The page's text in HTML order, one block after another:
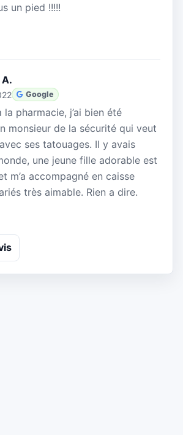
un pied !!!!!
Google
la pharmacie, j’ai bien été
monsieur de la sécurité qui veut
ses tatouages. Il y avais
une jeune fille adorable est
m’a accompagné en caisse
très aimable. Rien a dire.